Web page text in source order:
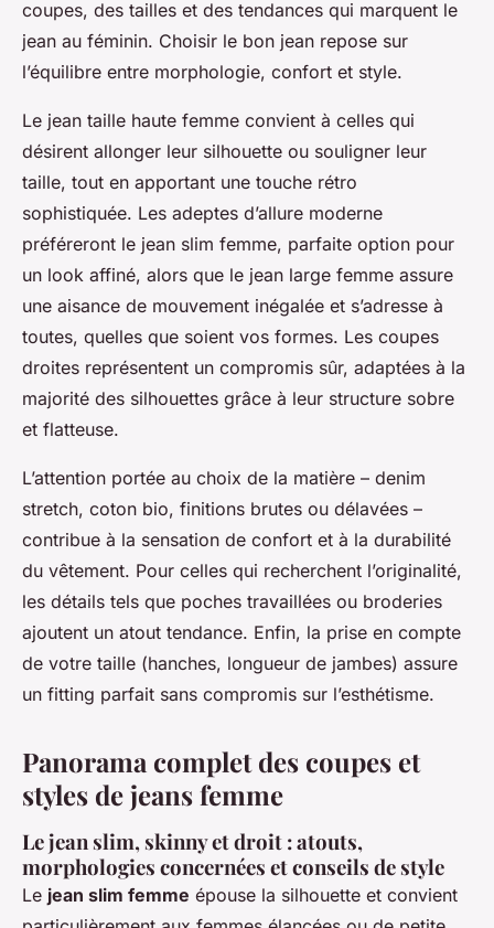
coupes, des tailles et des tendances qui marquent le
jean au féminin. Choisir le bon jean repose sur
l’équilibre entre morphologie, confort et style.
Le jean taille haute femme convient à celles qui
désirent allonger leur silhouette ou souligner leur
taille, tout en apportant une touche rétro
sophistiquée. Les adeptes d’allure moderne
préféreront le jean slim femme, parfaite option pour
un look affiné, alors que le jean large femme assure
une aisance de mouvement inégalée et s’adresse à
toutes, quelles que soient vos formes. Les coupes
droites représentent un compromis sûr, adaptées à la
majorité des silhouettes grâce à leur structure sobre
et flatteuse.
L’attention portée au choix de la matière – denim
stretch, coton bio, finitions brutes ou délavées –
contribue à la sensation de confort et à la durabilité
du vêtement. Pour celles qui recherchent l’originalité,
les détails tels que poches travaillées ou broderies
ajoutent un atout tendance. Enfin, la prise en compte
de votre taille (hanches, longueur de jambes) assure
un fitting parfait sans compromis sur l’esthétisme.
Panorama complet des coupes et
styles de jeans femme
Le jean slim, skinny et droit : atouts,
morphologies concernées et conseils de style
Le jean slim femme épouse la silhouette et convient